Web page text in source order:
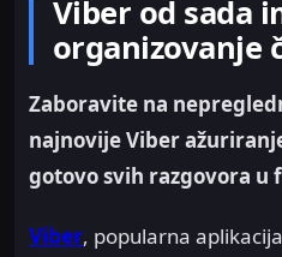
Viber od sada
organizovanje
Zaboravite na
najnovije Viber
gotovo svih razgovora u
Viber, popularna